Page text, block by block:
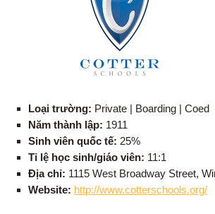
Loại trường: Private | Boarding | Coed
Năm thành lập: 1911
Sinh viên quốc tế: 25%
Tỉ lệ học sinh/giáo viên: 11:1
Địa chỉ: 1115 West Broadway Street,
Website: http://www.cotterschools.org/